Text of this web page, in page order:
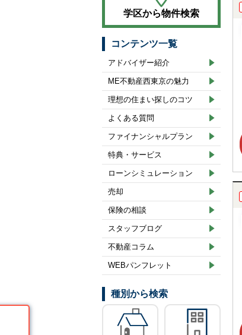
学区から物件検索
コンテンツ一覧
アドバイザー紹介
ME不動産西東京の魅力
理想の住まい探しのコツ
よくある質問
ファイナンシャルプラン
特典・サービス
ローンシミュレーション
売却
保険の相談
スタッフブログ
不動産コラム
WEBパンフレット
種別から検索